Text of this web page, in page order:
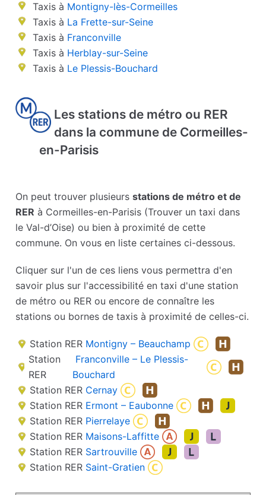
Taxis à Montigny-lès-Cormeilles
Taxis à La Frette-sur-Seine
Taxis à Franconville
Taxis à Herblay-sur-Seine
Taxis à Le Plessis-Bouchard
Les stations de métro ou RER
dans la commune de Cormeilles-
en-Parisis
On peut trouver plusieursstations de métro et de
RER à Cormeilles-en-Parisis (Trouver un taxi dans
le Val-d’Oise) ou bien à proximité de cette
commune. On vous en liste certaines ci-dessous.
Cliquer sur l'un de ces liens vous permettra d'en
savoir plus sur l'accessibilité en taxi d'une station
de métro ou RER ou encore de connaître les
stations ou bornes de taxis à proximité de celles-ci.
Station RER Montigny – Beauchamp
Station
RER
Franconville – Le Plessis-
Bouchard
Station RER Cernay
Station RER Ermont – Eaubonne
Station RER Pierrelaye
Station RER Maisons-Laffitte
Station RER Sartrouville
Station RER Saint-Gratien